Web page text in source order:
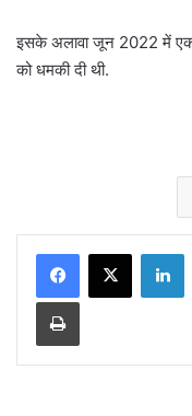
इसके अलावा जून 2022 में एक
को धमकी दी थी.
Print